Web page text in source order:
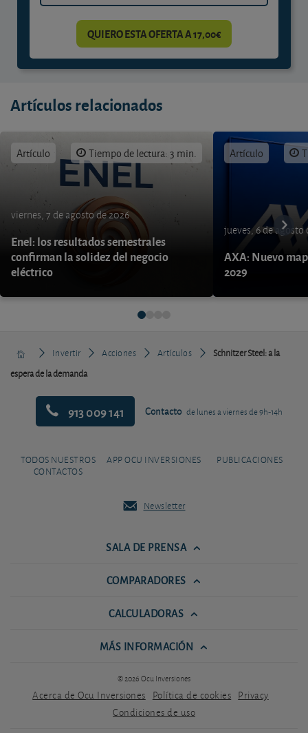
QUIERO ESTA OFERTA A 17,00€
Artículos relacionados
Artículo Tiempo de lectura: 3 min.
viernes, 7 de agosto de 2026
Enel: los resultados semestrales
confirman la solidez del negocio
eléctrico
Artículo
jueves, 6 de agosto
AXA: Nuevo
2029
Invertir Acciones Artículos
Schnitzer Steel: a la
espera de la demanda
913 009 141 Contacto de lunes a viernes de 9h-14h
TODOS NUESTROS
CONTACTOS
APP OCU INVERSIONES PUBLICACIONES
Newsletter
SALA DE PRENSA
COMPARADORES
CALCULADORAS
MÁS INFORMACIÓN
© 2026 Ocu Inversiones
Acerca de Ocu Inversiones Política de cookies Privacy
Condiciones de uso